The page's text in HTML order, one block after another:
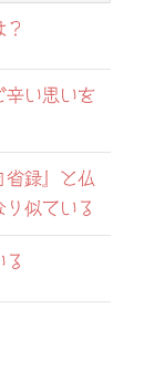
辛い思いを
省録』と仏
似ている